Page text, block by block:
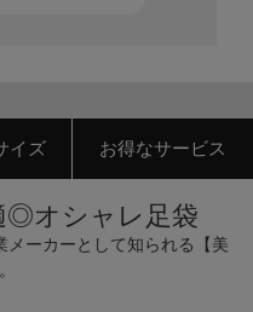
イズ お得なサービス
◎オシャレ足袋
ーカーとして知られる【美